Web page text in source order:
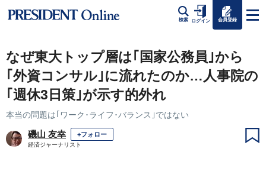
検索 ログイン 会員登録
なぜ東大トップ層は｢国家公務員｣から
｢外資コンサル｣に流れたのか…人事院の
｢週休3日策｣が示す的外れ
本当の問題は｢ワーク･ライフ･バランス｣ではない
磯山 友幸 +フォロー
経済ジャーナリスト